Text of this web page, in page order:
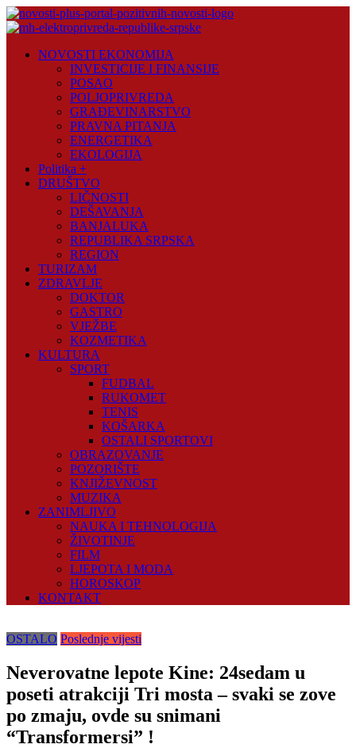
Skip
to
Plus
NOVOSTI EKONOMIJA
INVESTICIJE I FINANSIJE
POSAO
POLJOPRIVREDA
GRAĐEVINARSTVO
PRAVNA PITANJA
ENERGETIKA
EKOLOGIJA
Politika +
DRUŠTVO
LIČNOSTI
DEŠAVANJA
BANJALUKA
REPUBLIKA SRPSKA
REGION
TURIZAM
ZDRAVLJE
DOKTOR
GASTRO
VJEŽBE
KOZMETIKA
KULTURA
SPORT
FUDBAL
RUKOMET
TENIS
KOŠARKA
OSTALI SPORTOVI
OBRAZOVANJE
POZORIŠTE
KNJIŽEVNOST
MUZIKA
ZANIMLJIVO
NAUKA I TEHNOLOGIJA
ŽIVOTINJE
FILM
LJEPOTA I MODA
HOROSKOP
KONTAKT
OSTALO Poslednje vijesti
Neverovatne lepote Kine: 24sedam u
poseti atrakciji Tri mosta – svaki se zove
po zmaju, ovde su snimani
“Transformersi” !